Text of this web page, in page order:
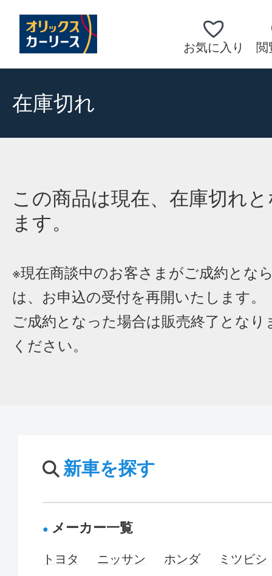
お気に入り 閲
在庫切れ
この商品は現在、在庫切れ
ます。
※現在商談中のお客さまがご成約とな
は、お申込の受付を再開いたします。
ご成約となった場合は販売終了となり
ください。
新車を探す
メーカー一覧
トヨタ ニッサン ホンダ
ミツビシ